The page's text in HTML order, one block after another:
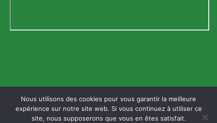
Mobile Bureau
Nous utilisons des cookies pour vous garantir la meilleure
expérience sur notre site web. Si vous continuez à utiliser ce
site, nous supposerons que vous en êtes satisfait.